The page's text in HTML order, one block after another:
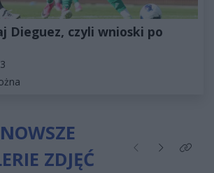
Dieguez, czyli wnioski po
ZDJĘĆ
Poprzednie
NastępneKliknij